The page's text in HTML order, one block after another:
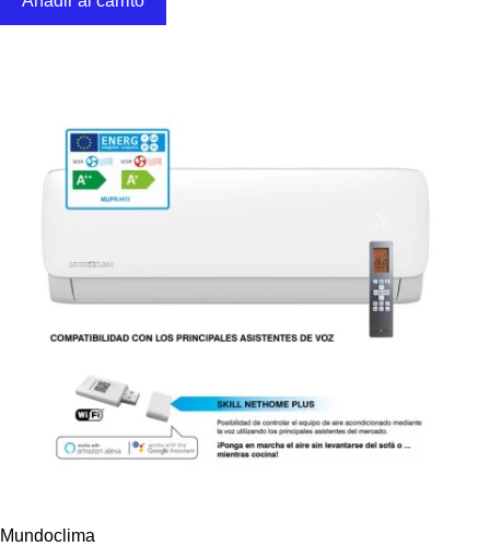
Mundoclima